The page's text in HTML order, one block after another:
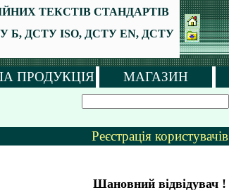
ТЕКСТІВ СТАНДАРТІВ
ДСТУ ISO, ДСТУ EN, ДСТУ
ПРОДУКЦІЯ МАГАЗИН
Реєстрація користувачів
Шановний відвідувач !